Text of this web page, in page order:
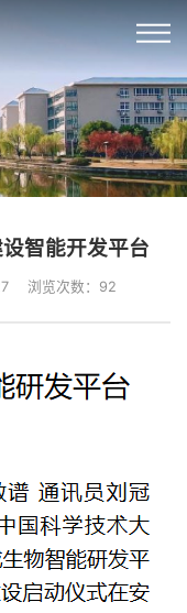
智能开发平台
浏览次数： 92